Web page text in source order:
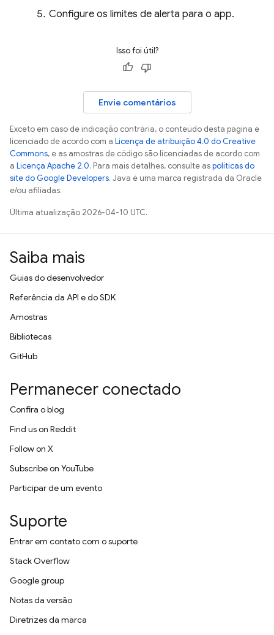
Configure os limites de alerta para o app.
Isso foi útil?
Envie comentários
Exceto em caso de indicação contrária, o conteúdo desta página é
licenciado de acordo com a Licença de atribuição 4.0 do Creative
Commons, e as amostras de código são licenciadas de acordo com
a Licença Apache 2.0. Para mais detalhes, consulte aspolíticas do
site do Google Developers. Java é uma marca registrada da Oracle
e/ou afiliadas.
Última atualização 2026-04-10 UTC.
Saiba mais
Guias do desenvolvedor
Referência da API e do SDK
Amostras
Bibliotecas
GitHub
Permanecer conectado
Confira o blog
Find us on Reddit
Follow on X
Subscribe on YouTube
Participar de um evento
Suporte
Entrar em contato com o suporte
Stack Overflow
Google group
Notas da versão
Diretrizes da marca